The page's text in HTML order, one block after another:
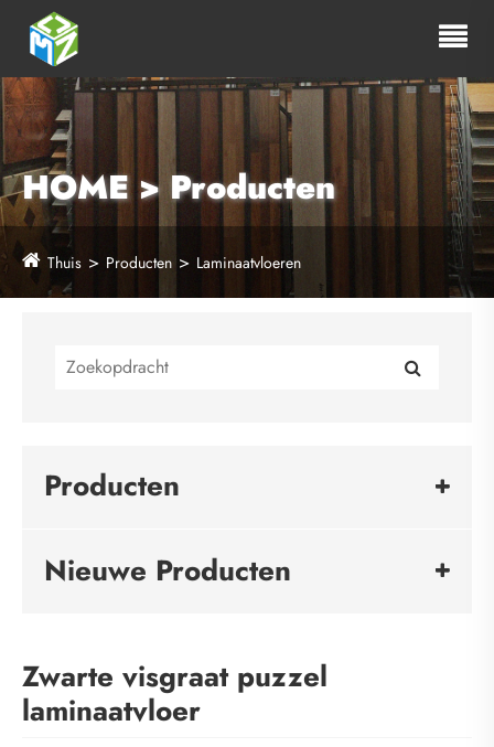
HOME > Producten
Thuis Producten Laminaatvloeren
Producten
Nieuwe Producten
Zwarte visgraat puzzel
laminaatvloer